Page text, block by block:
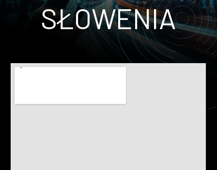
SŁOWENIA